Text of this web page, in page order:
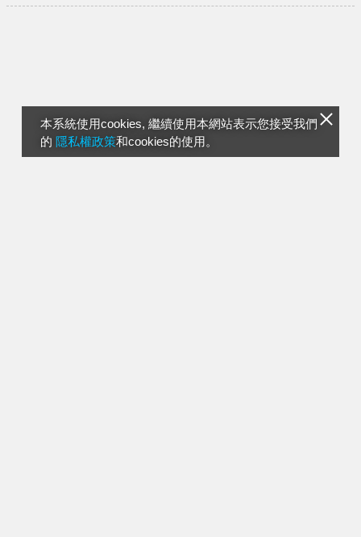
本系統使用cookies, 繼續使用本網站表示您接受我們
的 隱私權政策和cookies的使用。